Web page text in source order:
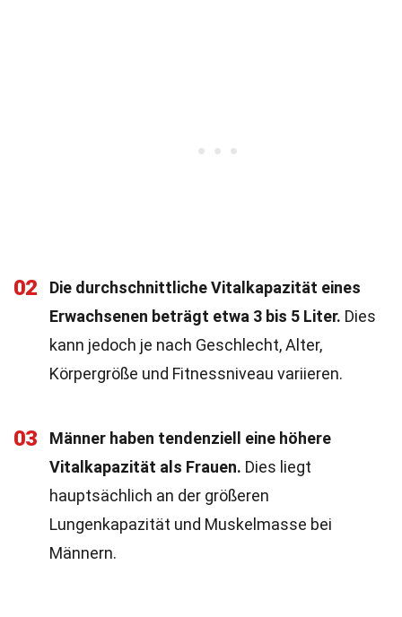
02
Die durchschnittliche Vitalkapazität eines
Erwachsenen beträgt etwa 3 bis 5 Liter. Dies
kann jedoch je nach Geschlecht, Alter,
Körpergröße und Fitnessniveau variieren.
03
Männer haben tendenziell eine höhere
Vitalkapazität als Frauen. Dies liegt
hauptsächlich an der größeren
Lungenkapazität und Muskelmasse bei
Männern.